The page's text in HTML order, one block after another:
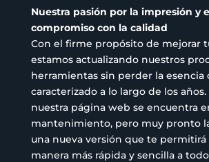
Nuestra pasión por la impresión y
compromiso con la calidad
Con el firme propósito de mejorar
estamos actualizando nuestros
herramientas sin perder la esencia
caracterizado a lo largo de los
nuestra página web se encuentra
mantenimiento, pero muy pronto
una nueva versión que te permitirá
manera más rápida y sencilla a